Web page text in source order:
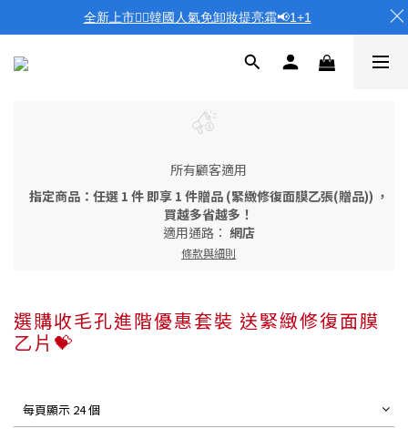
所有顧客適用
指定商品：任選 1 件 即享 1 件贈品 (緊緻修復面膜乙張(贈品)) ，
買越多省越多！
適用通路： 網店
條款與細則
選購收毛孔進階優惠套裝 送緊緻修復面膜
乙片💝
每頁顯示 24 個
全新上市❤️‍🔥韓國人氣免卸妝提亮霜📢1+1